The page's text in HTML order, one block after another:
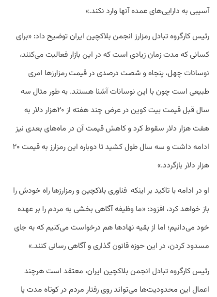
آسیبی به دارایی‌های عمده آنها وارد نکند.»
رئیس کارگروه تبادل رمزارز انجمن بلاکچین ایران توضیح داد: «برای
کسانی که مدت زمان زیادی است که در این بازار فعالیت می‌کنند،
نوسانات چهل، پنجاه و شصت درصدی در قیمت رمزارزها امری
طبیعی است چون با این نوسانات آشنا هستند. به طور مثال سه
سال قبل قیمت بیت کوین در عرض چند هفته از ۲۰هزار دلار به
هفت هزار دلار سقوط کرد و کاهش قیمت آن در ماه‌های بعدی نیز
ادامه داشت و سه سال طول کشید تا دوباره این رمزارز به قیمت ۲۰
هزار دلار بازگردد.»
او در ادامه با تاکید بر اینکه فناوری بلاکچین و رمزارزها راه خودش را
باز خواهد کرد، افزود: «ما وظیفه آگاهی بخشی به مردم را بر عهده
خود می‌دانیم؛ اما از بقیه نهادها هم درخواست می‌کنیم که به جای
مسدود کردن، در این حوزه قانون گذاری و آگاهی رسانی کنند.»
رئیس کارگروه تبادل انجمن بلاکچین ایران، معتقد است هرچند
اعمال این محدودیت‌ها می‌تواند روی رفتار مردم در کوتاه مدت یا